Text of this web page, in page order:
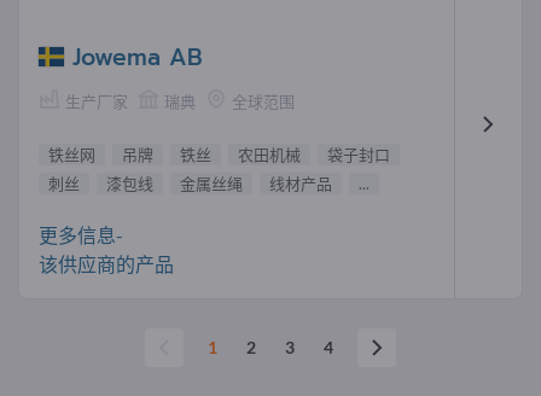
Jowema AB
生产厂家 瑞典 全球范围
铁丝网 吊牌 铁丝 农田机械
袋子封口
刺丝
漆包线 金属丝绳 线材产品 ...
更多信息-
该供应商的产品
1 2 3 4